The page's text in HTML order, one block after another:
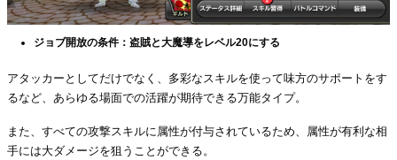
ジョブ開放の条件：盗賊と大魔導をレベル20にする
アタッカーとしてだけでなく、多彩なスキルを使って味方のサポートをす
るなど、あらゆる場面での活躍が期待できる万能タイプ。
また、すべての攻撃スキルに属性が付与されているため、属性が有利な相
手には大ダメージを狙うことができる。